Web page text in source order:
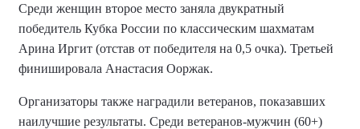
Среди женщин второе место заняла двукратный
победитель Кубка России по классическим шахматам
Арина Иргит (отстав от победителя на 0,5 очка). Третьей
финишировала Анастасия Ооржак.
Организаторы также наградили ветеранов, показавших
наилучшие результаты. Среди ветеранов-мужчин (60+)